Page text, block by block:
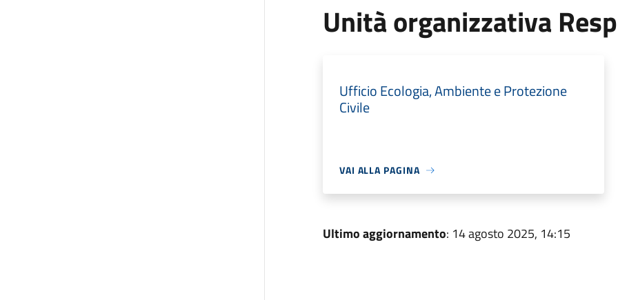
Unità organizzativa
Ufficio Ecologia, Ambiente e Protezione
Civile
VAI ALLA PAGINA
Ultimo aggiornamento: 14 agosto 2025, 14:15